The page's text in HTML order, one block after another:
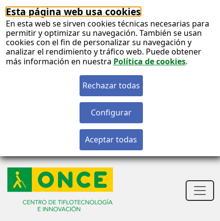
Esta página web usa cookies
En esta web se sirven cookies técnicas necesarias para
permitir y optimizar su navegación. También se usan
cookies con el fin de personalizar su navegación y
analizar el rendimiento y tráfico web. Puede obtener
más información en nuestra Política de cookies.